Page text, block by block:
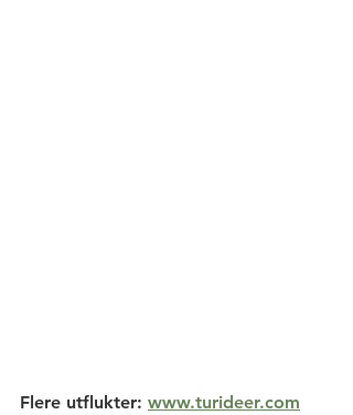
Flere utflukter: www.turideer.com